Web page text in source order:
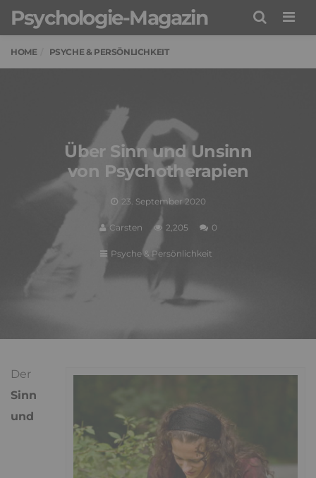
Psychologie-Magazin
HOME PSYCHE & PERSÖNLICHKEIT
Über Sinn und Unsinn
von Psychotherapien
23. September 2020
Carsten 2,205 0
Psyche & Persönlichkeit
Der
Sinn
und